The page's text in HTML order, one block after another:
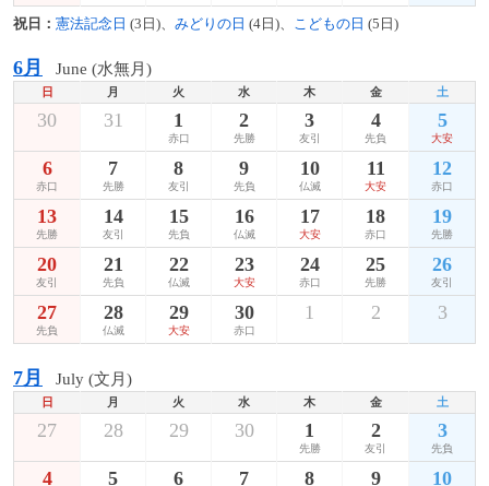
祝日： 憲法記念日 (3日)、 みどりの日 (4日)、 こどもの日 (5日)
6月 June (水無月)
日 月 火 水 木 金 土
30 31 1
赤口
2
先勝
3
友引
4
先負
5
大安
6
赤口
7
先勝
8
友引
9
先負
10
仏滅
11
大安
12
赤口
13
先勝
14
友引
15
先負
16
仏滅
17
大安
18
赤口
19
先勝
20
友引
21
先負
22
仏滅
23
大安
24
赤口
25
先勝
26
友引
27
先負
28
仏滅
29
大安
30
赤口
1 2 3
7月 July (文月)
日 月 火 水 木 金 土
27 28 29 30 1
先勝
2
友引
3
先負
4 5 6 7 8 9 10